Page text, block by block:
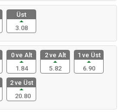
Üst
3.08
0 ve Alt
1.84
2 ve Alt
5.82
1 ve Üst
6.90
2 ve Üst
20.80